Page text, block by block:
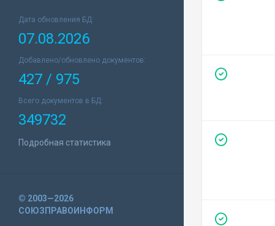
Дата обновления БД:
07.08.2026
Добавлено/обновлено документов:
427 / 975
Всего документов в БД:
349732
Подробная статистика
© 2003—2026
СОЮЗПРАВОИНФОРМ